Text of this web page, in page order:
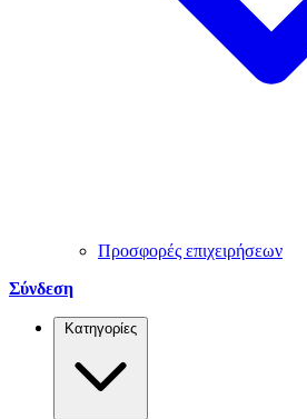
Προσφορές επιχειρήσεων
Σύνδεση
Κατηγορίες